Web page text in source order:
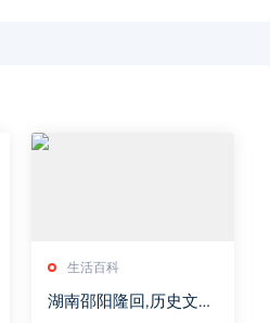
生活百科
湖南邵阳隆回,历史文化